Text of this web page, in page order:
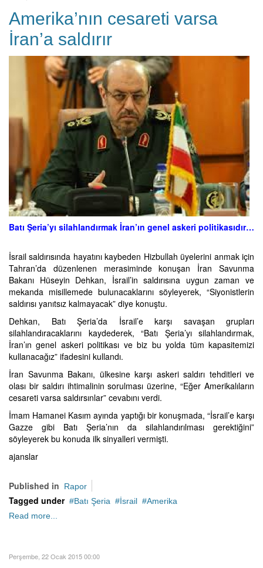
Amerika’nın cesareti varsa
İran’a saldırır
Batı Şeria’yı silahlandırmak İran’ın genel askeri politikasıdır…
İsrail saldırısında hayatını kaybeden Hizbullah üyelerini anmak için
Tahran’da düzenlenen merasiminde konuşan İran Savunma
Bakanı Hüseyin Dehkan, İsrail’in saldırısına uygun zaman ve
mekanda misillemede bulunacaklarını söyleyerek, “Siyonistlerin
saldırısı yanıtsız kalmayacak” diye konuştu.
Dehkan, Batı Şeria’da İsrail’e karşı savaşan grupları
silahlandıracaklarını kaydederek, “Batı Şeria’yı silahlandırmak,
İran’ın genel askeri politikası ve biz bu yolda tüm kapasitemizi
kullanacağız” ifadesini kullandı.
İran Savunma Bakanı, ülkesine karşı askeri saldırı tehditleri ve
olası bir saldırı ihtimalinin sorulması üzerine, “Eğer Amerikalıların
cesareti varsa saldırsınlar” cevabını verdi.
İmam Hamanei Kasım ayında yaptığı bir konuşmada, “İsrail’e karşı
Gazze gibi Batı Şeria’nın da silahlandırılması gerektiğini”
söyleyerek bu konuda ilk sinyalleri vermişti.
ajanslar
Published in Rapor
Tagged under Batı Şeria İsrail
Amerika
Read more...
Perşembe, 22 Ocak 2015 00:00